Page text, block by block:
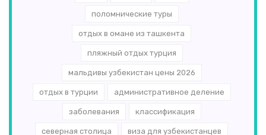
поломнические туры
отдых в омане из ташкента
пляжный отдых турция
мальдивы узбекистан цены 2026
отдых в турции административное деление
заболевания классификация
северная столица виза для узбекистанцев